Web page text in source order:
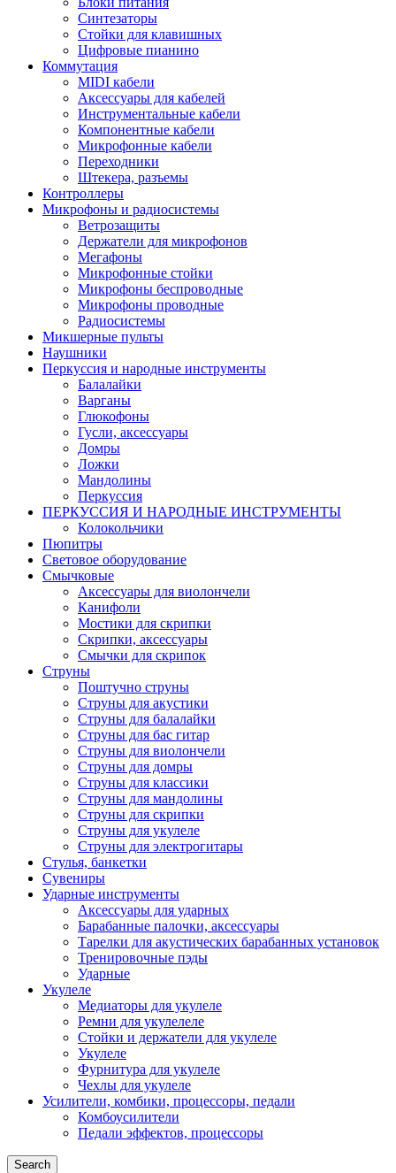
Синтезаторы
Стойки для клавишных
Цифровые пианино
Коммутация
MIDI кабели
Аксессуары для кабелей
Инструментальные кабели
Компонентные кабели
Микрофонные кабели
Переходники
Штекера, разъемы
Контроллеры
Микрофоны и радиосистемы
Ветрозащиты
Держатели для микрофонов
Мегафоны
Микрофонные стойки
Микрофоны беспроводные
Микрофоны проводные
Радиосистемы
Микшерные пульты
Наушники
Перкуссия и народные инструменты
Балалайки
Варганы
Глюкофоны
Гусли, аксессуары
Домры
Ложки
Мандолины
Перкуссия
ПЕРКУССИЯ И НАРОДНЫЕ ИНСТРУМЕНТЫ
Колокольчики
Пюпитры
Световое оборудование
Смычковые
Аксессуары для виолончели
Канифоли
Мостики для скрипки
Скрипки, аксессуары
Смычки для скрипок
Струны
Поштучно струны
Струны для акустики
Струны для балалайки
Струны для бас гитар
Струны для виолончели
Струны для домры
Струны для классики
Струны для мандолины
Струны для скрипки
Струны для укулеле
Струны для электрогитары
Стулья, банкетки
Сувениры
Ударные инструменты
Аксессуары для ударных
Барабанные палочки, аксессуары
Тарелки для акустических барабанных установок
Тренировочные пэды
Ударные
Укулеле
Медиаторы для укулеле
Ремни для укулелеле
Стойки и держатели для укулеле
Укулеле
Фурнитура для укулеле
Чехлы для укулеле
Усилители, комбики, процессоры, педали
Комбоусилители
Педали эффектов, процессоры
Search